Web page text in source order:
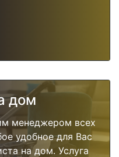
дом
менеджером всех
удобное для Вас
на дом. Услуга